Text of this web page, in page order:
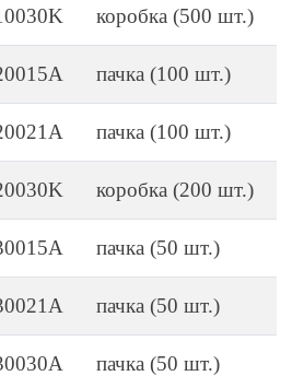
коробка (500 шт.)
пачка (100 шт.)
пачка (100 шт.)
коробка (200 шт.)
пачка (50 шт.)
пачка (50 шт.)
пачка (50 шт.)